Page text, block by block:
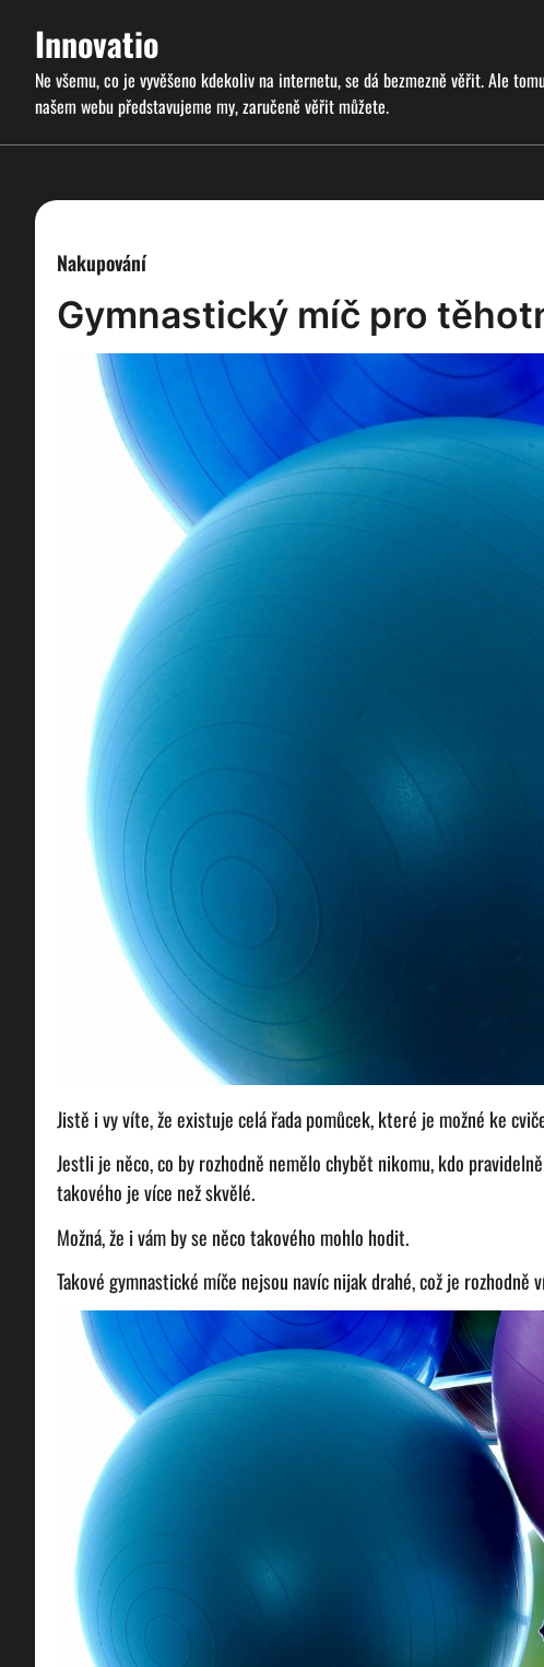
contentInnovatio
Ne všemu, co je vyvěšeno kdekoliv na internetu, se dá bezmezně věřit. Ale
našem webu představujeme my, zaručeně věřit můžete.
Nakupování
Gymnastický míč pro
Jistě i vy víte, že existuje celá řada pomůcek, které je možné ke
Jestli je něco, co by rozhodně nemělo chybět nikomu, kdo
takového je více než skvělé.
Možná, že i vám by se něco takového mohlo hodit.
Takové gymnastické míče nejsou navíc nijak drahé, což je rozhodně